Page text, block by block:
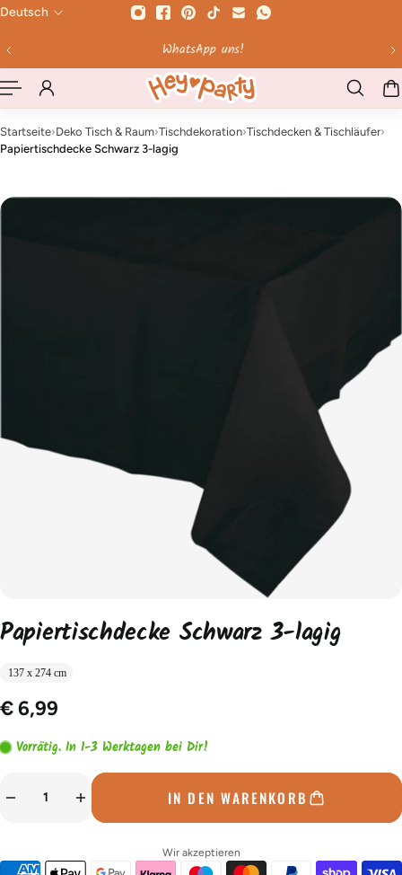
Bis 12 Uhr bestellt -
Deutsch
Startseite›Deko Tisch & Raum›Tischdekoration›Tischdecken & Tischläufer›
Papiertischdecke Schwarz 3-lagig
Papiertischdecke Schwarz 3-lagig
137 x 274 cm
€ 6,99
Vorrätig. In 1-3 Werktagen bei Dir!
IN DEN WARENKORB
Wir akzeptieren